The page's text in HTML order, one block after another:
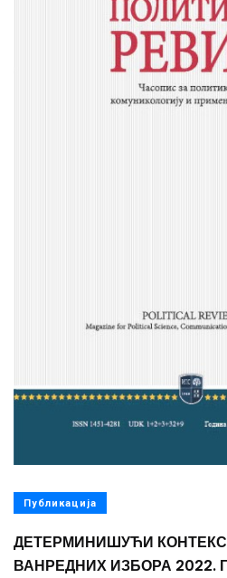
Публикација
ДЕТЕРМИНИШУЋИ
ВАНРЕДНИХ ИЗБОРА 2022.